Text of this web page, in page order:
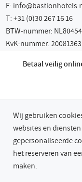
E:
T: +31 (0)30 267 16 16
BTW-nummer:
KvK-nummer: 20081363
Betaal veilig
Wij gebruiken
websites en
gepersonaliseerde
het reserveren van
maken.